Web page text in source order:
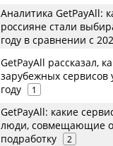
Аналитика GetPayAll:
россияне стали
году в сравнении с
GetPayAll рассказал,
зарубежных сервисов
году
1
GetPayAll: какие
люди, совмещающие
подработку
2